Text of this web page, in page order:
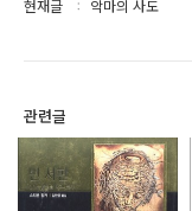
현재글 악마의 사도
관련글